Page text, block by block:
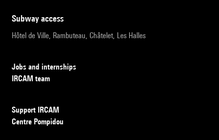
subway access
Hôtel de Ville, Rambuteau, Châtelet, Les Halles
Jobs and internships
IRCAM team
Support IRCAM
Centre Pompidou